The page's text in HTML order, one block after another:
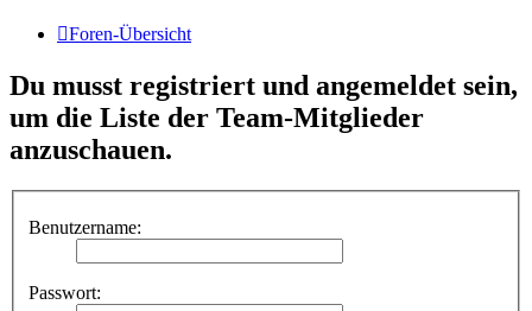
Foren-Übersicht
Du musst registriert und angemeldet sein,
um die Liste der Team-Mitglieder
anzuschauen.
Benutzername:
Passwort: